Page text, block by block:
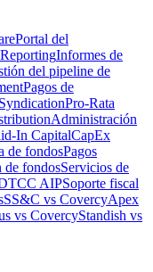
Portal del
Informes de
del pipeline de
Pagos de
Pro-Rata
Administración
In CapitalCapEx
de fondosPagos
de fondosServicios de
AIPSoporte fiscal
SS&C vs CovercyApex
vs CovercyStandish vs